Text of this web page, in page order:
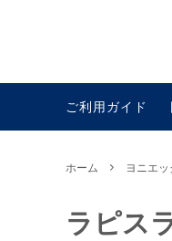
ご利用ガイド
ホーム ヨニエッ
ラピス